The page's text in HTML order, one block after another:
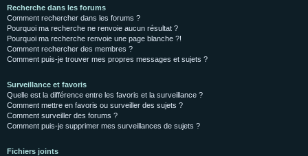
Recherche dans les forums
Comment rechercher dans les forums ?
Pourquoi ma recherche ne renvoie aucun résultat ?
Pourquoi ma recherche renvoie une page blanche ?!
Comment rechercher des membres ?
Comment puis-je trouver mes propres messages et sujets ?
Surveillance et favoris
Quelle est la différence entre les favoris et la surveillance ?
Comment mettre en favoris ou surveiller des sujets ?
Comment surveiller des forums ?
Comment puis-je supprimer mes surveillances de sujets ?
Fichiers joints